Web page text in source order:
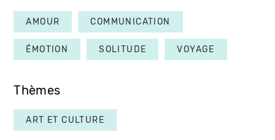
AMOUR COMMUNICATION
ÉMOTION SOLITUDE VOYAGE
Thèmes
ART ET CULTURE